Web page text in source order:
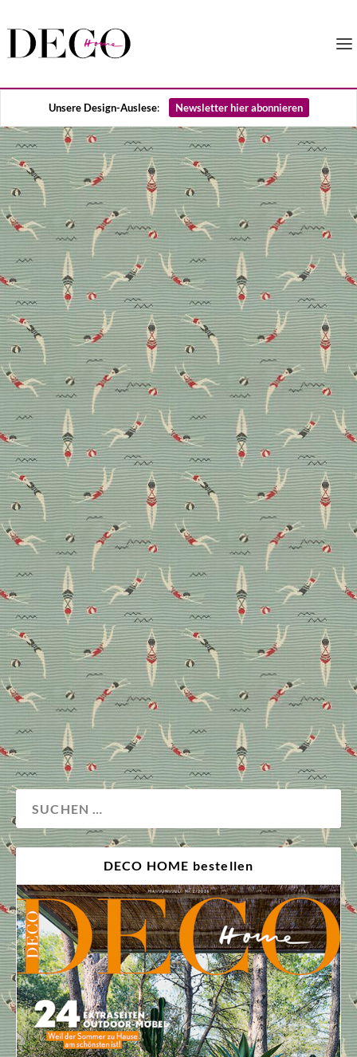
Unsere Design-Auslese: Newsletter hier abonnieren
Stoffkunde: Der
Unterschied zwischen
Samt und Velours
Weich sind sie alle. Doch worin besteht eigentlich der
Unterschied zwischen Samt, Velours und der
Chenille? Wir haben die drei Stoffe mit dem großen
und gerade sehr angesagten Kuschelfaktor mal
genauer unter die Lupe genommen.
Stoffkunde Wohnen
DECO HOME bestellen